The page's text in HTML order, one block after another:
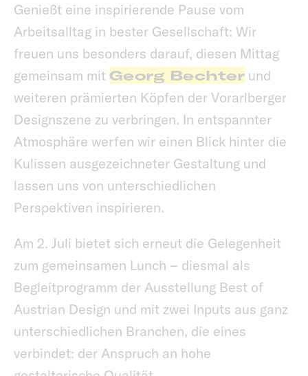
Genießt eine inspirierende Pause vom
Arbeitsalltag in bester Gesellschaft: Wir
freuen uns besonders darauf, diesen Mittag
gemeinsam mit Georg Bechter und
weiteren prämierten Köpfen der Vorarlberger
Designszene zu verbringen. In entspannter
Atmosphäre werfen wir einen Blick hinter die
Kulissen ausgezeichneter Gestaltung und
lassen uns von unterschiedlichen
Perspektiven inspirieren.
Am 2. Juli bietet sich erneut die Gelegenheit
zum gemeinsamen Lunch – diesmal als
Begleitprogramm der Ausstellung Best of
Austrian Design und mit zwei Inputs aus ganz
unterschiedlichen Branchen, die eines
verbindet: der Anspruch an hohe